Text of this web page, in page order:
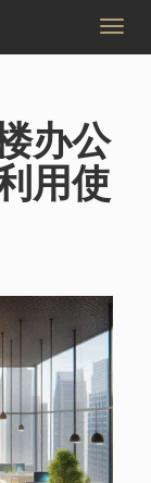
切
办公
用使